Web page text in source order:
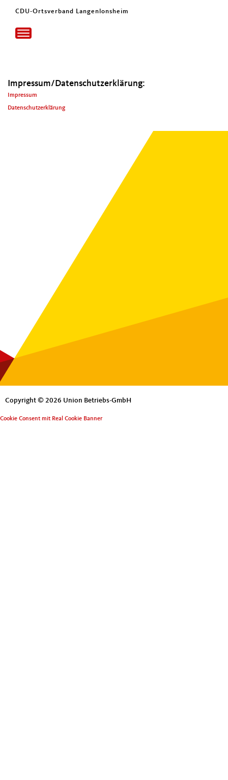
CDU-Ortsverband Langenlonsheim
Toggle
navigation
Impressum/Datenschutzerklärung:
Impres­sum
Daten­schutzerk­lärung
Copyright © 2026 Union Betriebs-GmbH
Cookie Consent mit Real Cookie Banner